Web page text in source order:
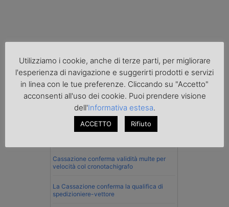
Normativa
La riforma del Codice della Strada punta
sull’autotrasporto
Imprenditore di Prato assolto per infortunio
Cassazione conferma validità multe per
velocità col cronotachigrafo
La Cassazione conferma la qualifica di
spedizioniere-vettore
Utilizziamo i cookie, anche di terze parti, per migliorare
l'esperienza di navigazione e suggerirti prodotti e servizi
in linea con le tue preferenze. Cliccando su "Accetto"
acconsenti all'uso dei cookie. Puoi prendere visione
dell'Informativa estesa.
ACCETTO Rifiuto